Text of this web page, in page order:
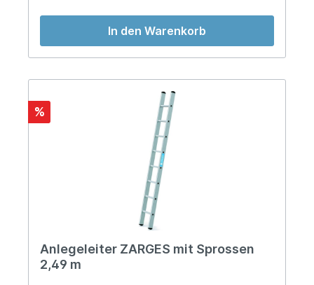
In den Warenkorb
%
Anlegeleiter ZARGES mit Sprossen
2,49 m